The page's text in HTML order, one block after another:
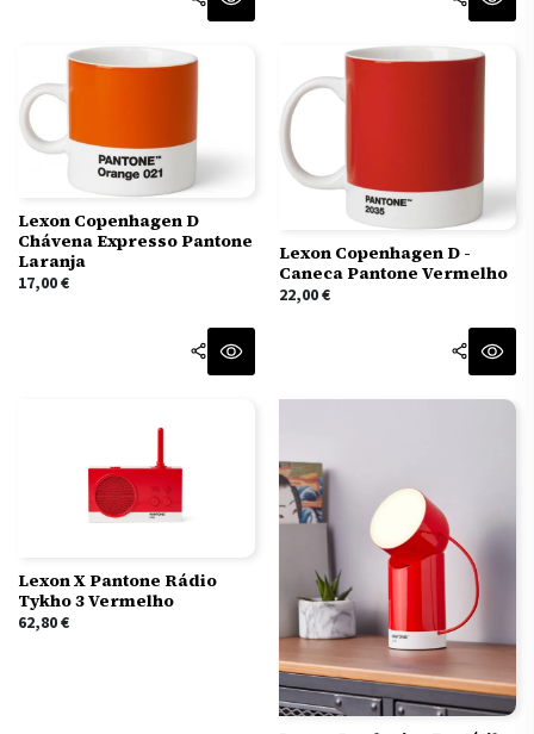
Lexon Copenhagen D
Chávena Expresso Pantone
Laranja
17,00€
Lexon Copenhagen D -
Caneca Pantone Vermelho
22,00€
Lexon X Pantone Rádio
Tykho 3 Vermelho
62,80€